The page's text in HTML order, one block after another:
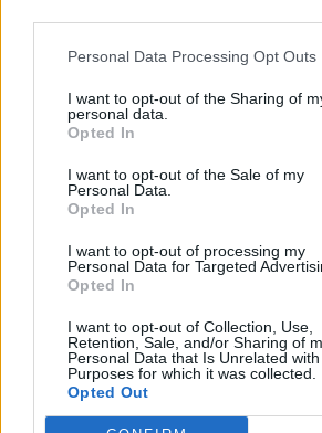
Personal Data Processing Opt Outs
I want to opt-out of the Sharing of
personal data.
Opted In
I want to opt-out of the Sale of my
Personal Data.
Opted In
I want to opt-out of processing my
Personal Data for Targeted
Opted In
I want to opt-out of Collection, Use,
Retention, Sale, and/or Sharing of
Personal Data that Is Unrelated
Purposes for which it was collected.
Opted Out